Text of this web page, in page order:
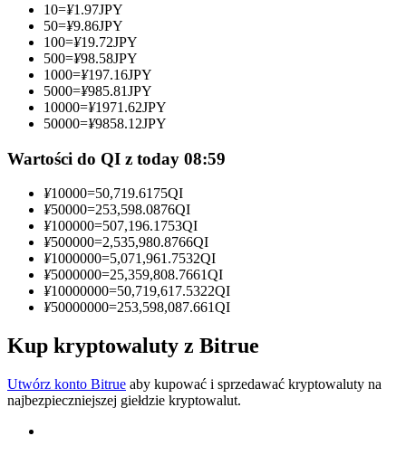
Zostań traderem kopiującym
Ciesz się podziałem zysków i prowizjami z kopiowania
transakcji
Informacja
Analiza Big Data, w tym informacje handlowe itp.
10=¥1.97JPY
50=¥9.86JPY
100=¥19.72JPY
500=¥98.58JPY
1000=¥197.16JPY
5000=¥985.81JPY
10000=¥1971.62JPY
50000=¥9858.12JPY
Wartości do QI z today 08:59
¥10000=50,719.6175QI
¥50000=253,598.0876QI
¥100000=507,196.1753QI
¥500000=2,535,980.8766QI
¥1000000=5,071,961.7532QI
¥5000000=25,359,808.7661QI
¥10000000=50,719,617.5322QI
¥50000000=253,598,087.661QI
Kup kryptowaluty z Bitrue
Utwórz konto Bitrue aby kupować i sprzedawać kryptowaluty na
najbezpieczniejszej giełdzie kryptowalut.